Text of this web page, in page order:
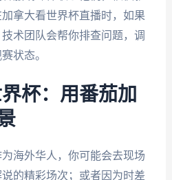
拿大看世界杯直播时，如果
术团队会帮你排查问题，调
状态。
杯：用番茄加
海外华人，你可能会去现场
的精彩场次；或者因为时差